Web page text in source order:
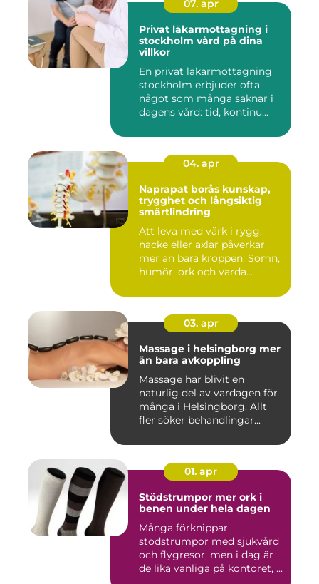
07. apr
Privat läkarmottagning i
stockholm vård på dina
villkor
En privat läkarmottagning
stockholm erbjuder ofta
något som många saknar i
dagens vård: tid, kontinu...
04. apr
Naprapat borås kunskap,
trygghet och långsiktig
smärtlindring
Att leva med värk i rygg,
nacke eller axlar påverkar
mer än bara kroppen. Sömn,
humör, ork och varda...
03. apr
Massage i helsingborg mer
än bara avkoppling
Massage har blivit en
naturlig del av vardagen för
många i Helsingborg. Allt
fler söker behandlingar...
01. apr
Stödstrumpor mer ork i
benen under hela dagen
Många förknippar
stödstrumpor med sjukvård
och flygresor, men i dag är
de lika vanliga på kontoret, ...